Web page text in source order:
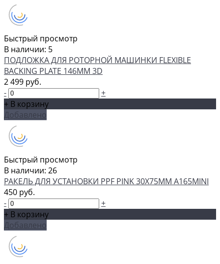
Быстрый просмотр
В наличии: 5
ПОДЛОЖКА ДЛЯ РОТОРНОЙ МАШИНКИ FLEXIBLE
BACKING PLATE 146ММ 3D
2 499 руб.
-
+
+ В корзину
Добавлено
Быстрый просмотр
В наличии: 26
РАКЕЛЬ ДЛЯ УСТАНОВКИ PPF PINK 30Х75ММ A165MINI
450 руб.
-
+
+ В корзину
Добавлено